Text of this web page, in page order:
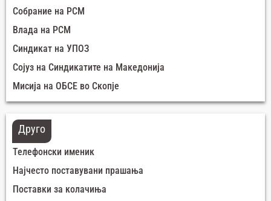
Собрание на РСМ
Влада на РСМ
Синдикат на УПОЗ
Сојуз на Синдикатите на Македонија
Мисија на ОБСЕ во Скопје
Друго
Телефонски именик
Најчесто поставувани прашања
Поставки за колачиња